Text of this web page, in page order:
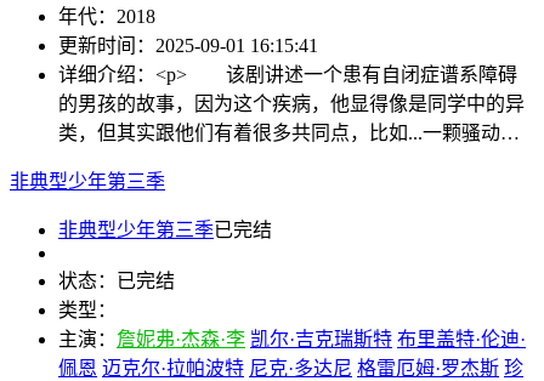
年代： 2018
更新时间： 2025-09-01 16:15:41
详细介绍： <p> 该剧讲述一个患有自闭症谱系障碍
的男孩的故事，因为这个疾病，他显得像是同学中的异
类，但其实跟他们有着很多共同点，比如...一颗骚动…
非典型少年第三季
非典型少年第三季已完结
状态： 已完结
类型：
主演： 詹妮弗·杰森·李 凯尔·吉克瑞斯特 布里盖特·伦迪·
佩恩 迈克尔·拉帕波特 尼克·多达尼 格雷厄姆·罗杰斯 珍